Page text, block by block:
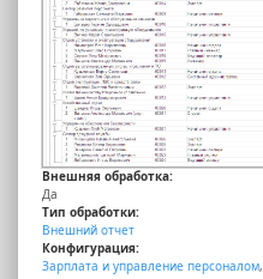
Внешняя обработка:
Да
Тип обработки:
Внешний отчет
Конфигурация:
Зарплата и управление персоналом,